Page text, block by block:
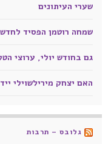
שערי העיתונים
שמחה רוטמן הפסיד לחדשות 12, אבל ניצח בניסיון
גם בחודש יולי, ערוצי
האם יצחק מירילשוילי יידרש
גלובס – תרבות